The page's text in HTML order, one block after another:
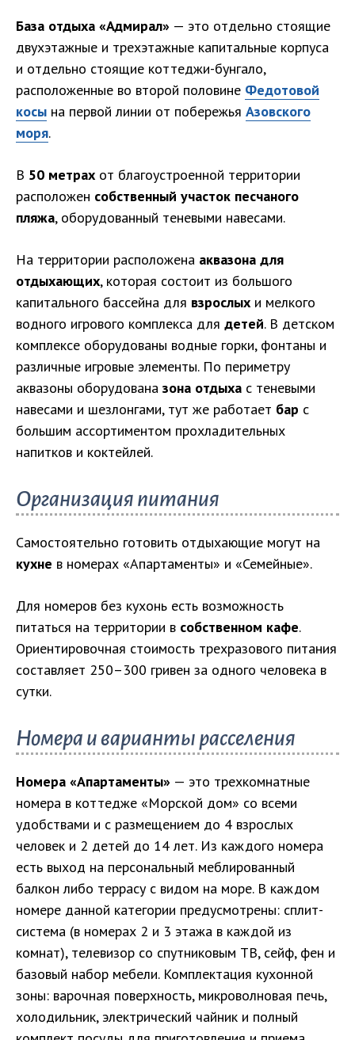
База отдыха «Адмирал» — это отдельно стоящие
двухэтажные и трехэтажные капитальные корпуса
и отдельно стоящие коттеджи-бунгало,
расположенные во второй половине Федотовой
косы на первой линии от побережья Азовского
моря.
В 50 метрах от благоустроенной территории
расположен собственный участок песчаного
пляжа, оборудованный теневыми навесами.
На территории расположена аквазона для
отдыхающих, которая состоит из большого
капитального бассейна для взрослых и мелкого
водного игрового комплекса для детей. В детском
комплексе оборудованы водные горки, фонтаны и
различные игровые элементы. По периметру
аквазоны оборудована зона отдыха с теневыми
навесами и шезлонгами, тут же работает бар с
большим ассортиментом прохладительных
напитков и коктейлей.
Организация питания
Самостоятельно готовить отдыхающие могут на
кухне в номерах «Апартаменты» и «Семейные».
Для номеров без кухонь есть возможность
питаться на территории в собственном кафе.
Ориентировочная стоимость трехразового питания
составляет 250–300 гривен за одного человека в
сутки.
Номера и варианты расселения
Номера «Апартаменты» — это трехкомнатные
номера в коттедже «Морской дом» со всеми
удобствами и с размещением до 4 взрослых
человек и 2 детей до 14 лет. Из каждого номера
есть выход на персональный меблированный
балкон либо террасу с видом на море. В каждом
номере данной категории предусмотрены: сплит-
система (в номерах 2 и 3 этажа в каждой из
комнат), телевизор со спутниковым ТВ, сейф, фен и
базовый набор мебели. Комплектация кухонной
зоны: варочная поверхность, микроволновая печь,
холодильник, электрический чайник и полный